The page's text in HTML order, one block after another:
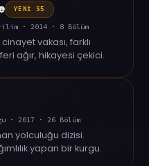
YENİ S5
· 2014 · 8 Bölüm
vakası, farklı
ağır, hikayesi çekici.
· 2017 · 26 Bölüm
yolculuğu dizisi.
yapan bir kurgu.